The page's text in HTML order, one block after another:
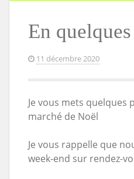
En
11 décembre 2020
Je vous mets quelques
marché de Noël
Je vous rappelle que
week-end sur rendez-